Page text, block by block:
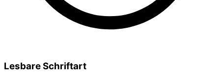
Lesbare Schriftart